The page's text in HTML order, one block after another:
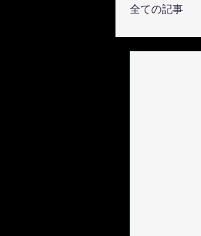
全ての記事